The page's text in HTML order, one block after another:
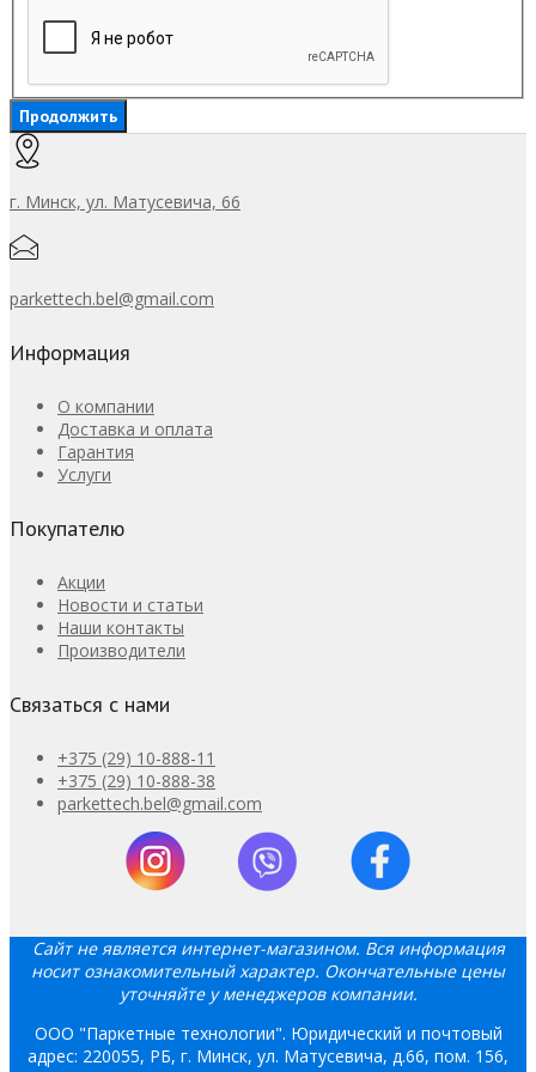
Продолжить
г. Минск, ул. Матусевича, 66
parkettech.bel@gmail.com
Информация
О компании
Доставка и оплата
Гарантия
Услуги
Покупателю
Акции
Новости и статьи
Наши контакты
Производители
Связаться с нами
+375 (29) 10-888-11
+375 (29) 10-888-38
parkettech.bel@gmail.com
Сайт не является интернет-магазином. Вся информация
носит ознакомительный характер. Окончательные цены
уточняйте у менеджеров компании.
ООО "Паркетные технологии". Юридический и почтовый
адрес: 220055, РБ, г. Минск, ул. Матусевича, д.66, пом. 156,